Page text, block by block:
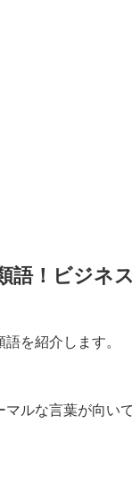
語！ビジネ
を紹介します。
ルな言葉が向いて